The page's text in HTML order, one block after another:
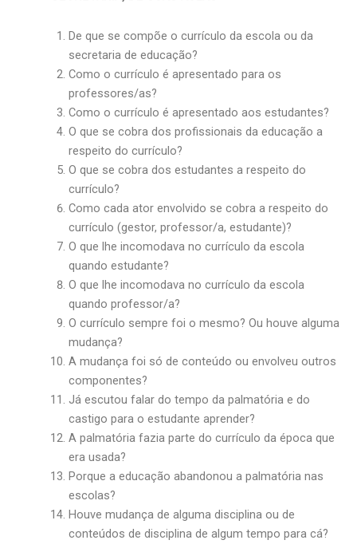
De que se compõe o currículo da escola ou da
secretaria de educação?
Como o currículo é apresentado para os
professores/as?
Como o currículo é apresentado aos estudantes?
O que se cobra dos profissionais da educação a
respeito do currículo?
O que se cobra dos estudantes a respeito do
currículo?
Como cada ator envolvido se cobra a respeito do
currículo (gestor, professor/a, estudante)?
O que lhe incomodava no currículo da escola
quando estudante?
O que lhe incomodava no currículo da escola
quando professor/a?
O currículo sempre foi o mesmo? Ou houve alguma
mudança?
A mudança foi só de conteúdo ou envolveu outros
componentes?
Já escutou falar do tempo da palmatória e do
castigo para o estudante aprender?
A palmatória fazia parte do currículo da época que
era usada?
Porque a educação abandonou a palmatória nas
escolas?
Houve mudança de alguma disciplina ou de
conteúdos de disciplina de algum tempo para cá?